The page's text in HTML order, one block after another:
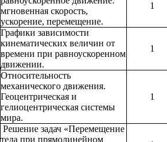
мгновенная скорость,
ускорение, перемещение.
1
Графики зависимости
кинематических величин от
времени при равноускоренном
движении.
1
Относительность
механического движения.
Геоцентрическая и
гелиоцентрическая системы
мира.
1
Решение задач «Перемещение
тела при прямолинейном